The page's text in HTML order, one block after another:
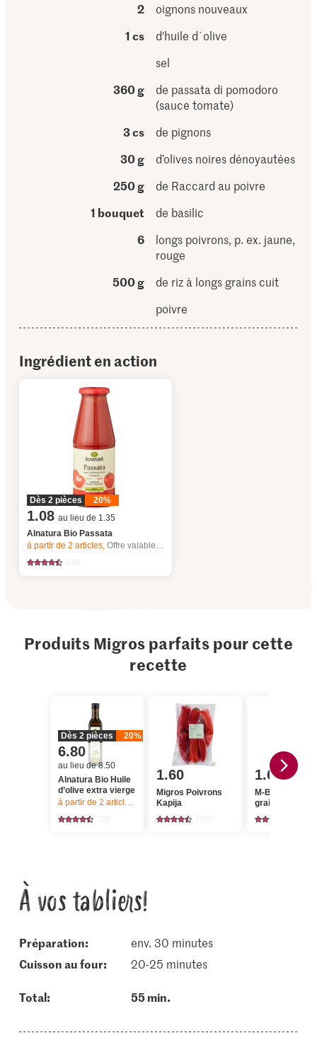
2
oignons nouveaux
1 cs
d'huile d´olive
sel
360 g
de passata di pomodoro
(sauce tomate)
3 cs
de pignons
30 g
d’olives noires dénoyautées
250 g
de Raccard au poivre
1 bouquet
de basilic
6
longs poivrons, p. ex. jaune,
rouge
500 g
de riz à longs grains cuit
poivre
Ingrédient en action
Dès 2 pièces 20%
1.08 au lieu de 1.35
Alnatura Bio Passata
à partir de 2articles,Offre valable du 6.8 au 12.8.2026, jusqu’à épuisement du stock.
Produits Migros parfaits pour cette
recette
Dès 2 pièces 20%
6.80
au lieu de 8.50
Alnatura Bio Huile
d’olive extra vierge
à partir de 2 articles, Offre valable du 6.8 au 12.8.2026, jusqu’à
1.60
Migros Poivrons
Kapija
1.60
M-Budget Riz
grain
À vos tabliers!
Préparation:
env. 30 minutes
cuisson au four:
20-25 minutes
Total: 55 min.